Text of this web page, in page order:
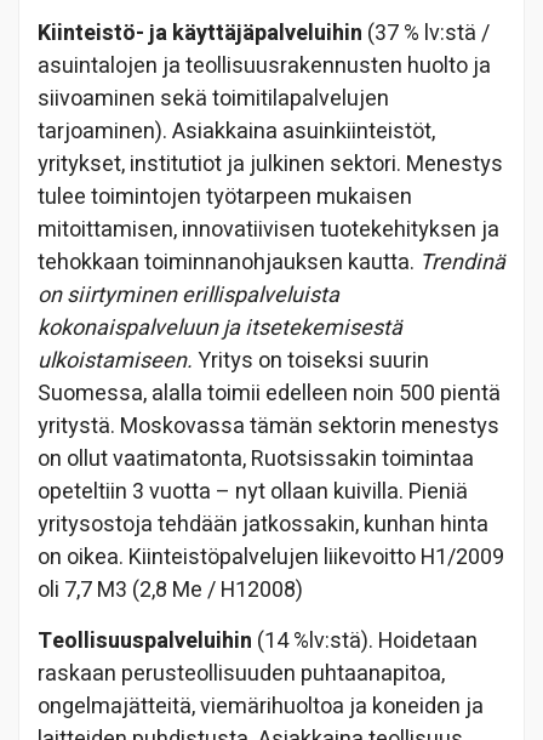
Kiinteistö- ja käyttäjäpalveluihin (37 % lv:stä /
asuintalojen ja teollisuusrakennusten huolto ja
siivoaminen sekä toimitilapalvelujen
tarjoaminen). Asiakkaina asuinkiinteistöt,
yritykset, institutiot ja julkinen sektori. Menestys
tulee toimintojen työtarpeen mukaisen
mitoittamisen, innovatiivisen tuotekehityksen ja
tehokkaan toiminnanohjauksen kautta. Trendinä
on siirtyminen erillispalveluista
kokonaispalveluun ja itsetekemisestä
ulkoistamiseen.Yritys on toiseksi suurin
Suomessa, alalla toimii edelleen noin 500 pientä
yritystä. Moskovassa tämän sektorin menestys
on ollut vaatimatonta, Ruotsissakin toimintaa
opeteltiin 3 vuotta – nyt ollaan kuivilla. Pieniä
yritysostoja tehdään jatkossakin, kunhan hinta
on oikea. Kiinteistöpalvelujen liikevoitto H1/2009
oli 7,7 M3 (2,8 Me / H12008)
Teollisuuspalveluihin (14 %lv:stä). Hoidetaan
raskaan perusteollisuuden puhtaanapitoa,
ongelmajätteitä, viemärihuoltoa ja koneiden ja